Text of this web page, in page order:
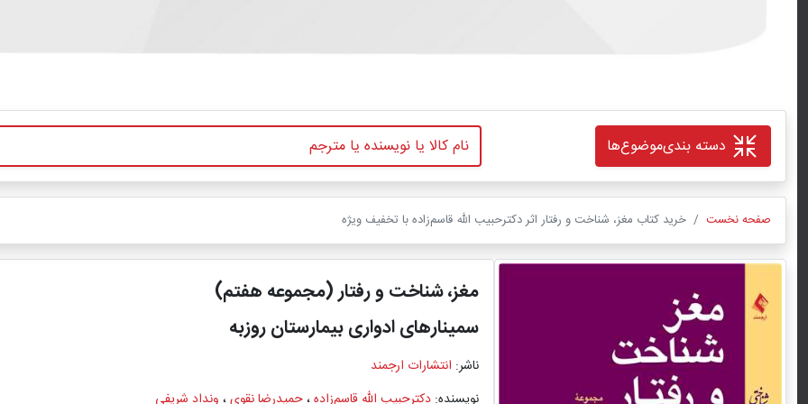
دسته بندیموضوع‌ها
صفحه نخست خرید کتاب مغز، شناخت و رفتار اثر دکترحبیب الله قاسم‌زاده با تخفیف ویژه
مغز، شناخت و رفتار (مجموعه هفتم)
سمینارهای ادواری بیمارستان روزبه
ناشر: انتشارات ارجمند
نویسنده: دکترحبیب الله قاسم‌زاده،حمیدرضا نقوی، ونداد شریفی